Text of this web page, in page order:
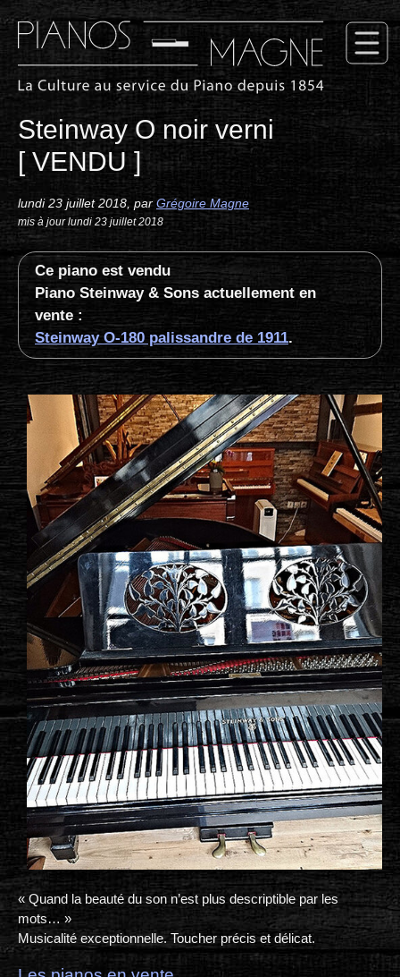
Steinway O noir verni
[ VENDU ]
lundi 23 juillet 2018, par Grégoire Magne
mis à jour lundi 23 juillet 2018
Ce piano est vendu
Piano Steinway & Sons actuellement en
vente :
Steinway O-180 palissandre de 1911.
« Quand la beauté du son n’est plus descriptible par les
mots… »
Musicalité exceptionnelle. Toucher précis et délicat.